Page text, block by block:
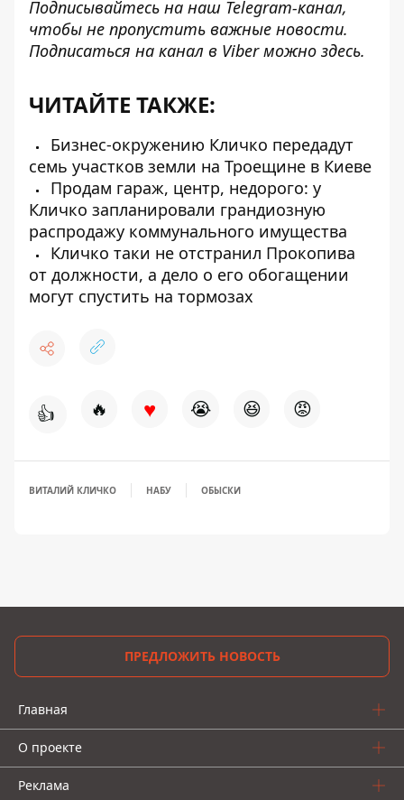
Подписывайтесь на наш Telegram-канал,
чтобы не пропустить важные новости.
Подписаться на канал в Viber можно здесь.
ЧИТАЙТЕ ТАКЖЕ:
Бизнес-окружению Кличко передадут
семь участков земли на Троещине в Киеве
Продам гараж, центр, недорого: у
Кличко запланировали грандиозную
распродажу коммунального имущества
Кличко таки не отстранил Прокопива
от должности, а дело о его обогащении
могут спустить на тормозах
👍 🔥 ♥ 😭 😆 😡
ВИТАЛИЙ КЛИЧКО НАБУ ОБЫСКИ
ПРЕДЛОЖИТЬ НОВОСТЬ
Главная
О проекте
Реклама